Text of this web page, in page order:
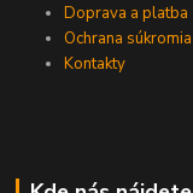
Doprava a platba
Ochrana súkromia
Kontakty